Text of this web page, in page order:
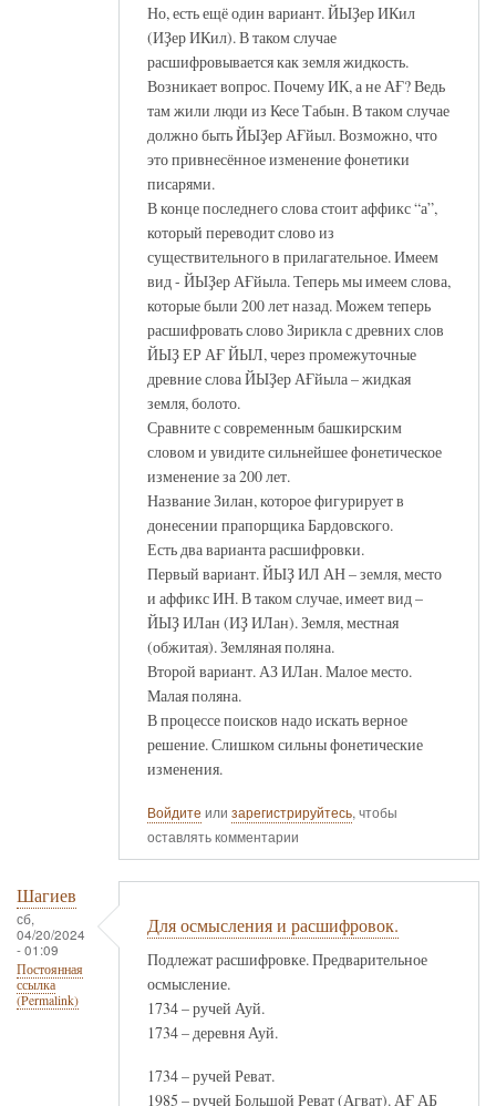
Но, есть ещё один вариант. ЙЫҘер ИКил
(ИҘер ИКил). В таком случае
расшифровывается как земля жидкость.
Возникает вопрос. Почему ИК, а не АҒ? Ведь
там жили люди из Кесе Табын. В таком случае
должно быть ЙЫҘер АҒйыл. Возможно, что
это привнесённое изменение фонетики
писарями.
В конце последнего слова стоит аффикс “а”,
который переводит слово из
существительного в прилагательное. Имеем
вид - ЙЫҘер АҒйыла. Теперь мы имеем слова,
которые были 200 лет назад. Можем теперь
расшифровать слово Зирикла с древних слов
ЙЫҘ ЕР АҒ ЙЫЛ, через промежуточные
древние слова ЙЫҘер АҒйыла – жидкая
земля, болото.
Сравните с современным башкирским
словом и увидите сильнейшее фонетическое
изменение за 200 лет.
Название Зилан, которое фигурирует в
донесении прапорщика Бардовского.
Есть два варианта расшифровки.
Первый вариант. ЙЫҘ ИЛ АН – земля, место
и аффикс ИН. В таком случае, имеет вид –
ЙЫҘ ИЛан (ИҘ ИЛан). Земля, местная
(обжитая). Земляная поляна.
Второй вариант. АЗ ИЛан. Малое место.
Малая поляна.
В процессе поисков надо искать верное
решение. Слишком сильны фонетические
изменения.
Войдите или зарегистрируйтесь, чтобы
оставлять комментарии
Шагиев
сб,
04/20/2024
- 01:09
Постоянная
ссылка
(Permalink)
Для осмысления и расшифровок.
Подлежат расшифровке. Предварительное
осмысление.
1734 – ручей Ауй.
1734 – деревня Ауй.
1734 – ручей Реват.
1985 – ручей Большой Реват (Агват). АҒ АБ